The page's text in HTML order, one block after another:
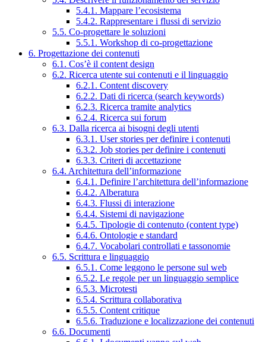
5.4.1. Mappare l’ecosistema
5.4.2. Rappresentare i flussi di servizio
5.5. Co-progettare le soluzioni
5.5.1. Workshop di co-progettazione
6. Progettazione dei contenuti
6.1. Cos’è il content design
6.2. Ricerca utente sui contenuti e il linguaggio
6.2.1. Content discovery
6.2.2. Dati di ricerca (search keywords)
6.2.3. Ricerca tramite analytics
6.2.4. Ricerca sui forum
6.3. Dalla ricerca ai bisogni degli utenti
6.3.1. User stories per definire i contenuti
6.3.2. Job stories per definire i contenuti
6.3.3. Criteri di accettazione
6.4. Architettura dell’informazione
6.4.1. Definire l’architettura dell’informazione
6.4.2. Alberatura
6.4.3. Flussi di interazione
6.4.4. Sistemi di navigazione
6.4.5. Tipologie di contenuto (content type)
6.4.6. Ontologie e standard
6.4.7. Vocabolari controllati e tassonomie
6.5. Scrittura e linguaggio
6.5.1. Come leggono le persone sul web
6.5.2. Le regole per un linguaggio semplice
6.5.3. Microtesti
6.5.4. Scrittura collaborativa
6.5.5. Content critique
6.5.6. Traduzione e localizzazione dei contenuti
6.6. Documenti